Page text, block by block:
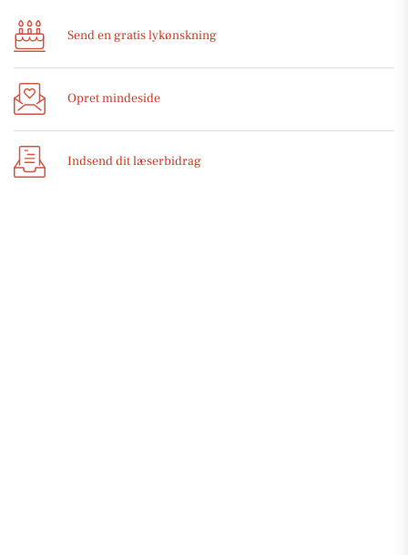
Send en gratis lykønskning
Opret mindeside
Indsend dit læserbidrag